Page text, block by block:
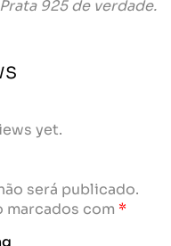
925 de verdade.
yet.
será publicado.
marcados com *